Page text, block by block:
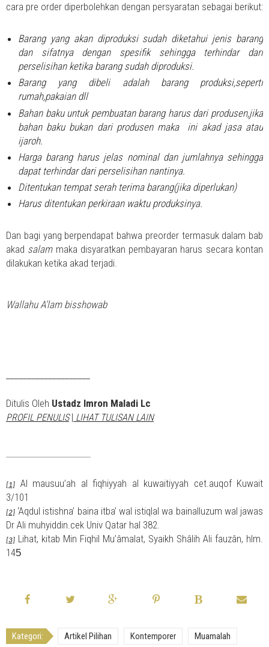
cara pre order diperbolehkan dengan persyaratan sebagai berikut:
Barang yang akan diproduksi sudah diketahui jenis barang
dan sifatnya dengan spesifik sehingga terhindar dari
perselisihan ketika barang sudah diproduksi.
Barang yang dibeli adalah barang produksi,seperti
rumah,pakaian dll
Bahan baku untuk pembuatan barang harus dari produsen,jika
bahan baku bukan dari produsen maka ini akad jasa atau
ijaroh.
Harga barang harus jelas nominal dan jumlahnya sehingga
dapat terhindar dari perselisihan nantinya.
Ditentukan tempat serah terima barang(jika diperlukan)
Harus ditentukan perkiraan waktu produksinya.
Dan bagi yang berpendapat bahwa preorder termasuk dalam bab
akad salam maka disyaratkan pembayaran harus secara kontan
dilakukan ketika akad terjadi.
Wallahu A’lam bisshowab
Ditulis Oleh Ustadz Imron Maladi Lc
PROFIL PENULIS| LIHAT TULISAN LAIN
[1]
Al mausuu’ah al fiqhiyyah al kuwaitiyyah cet.auqof Kuwait
3/101
[2] ‘Aqdul istishna’ baina itba’ wal istiqlal wa bainalluzum wal jawas
Dr Ali muhyiddin.cek Univ Qatar hal 382.
[3] Lihat, kitab Min Fiqhil Mu’âmalat, Syaikh Shâlih Ali fauzân, hlm.
145
Kategori: Artikel Pilihan Kontemporer Muamalah